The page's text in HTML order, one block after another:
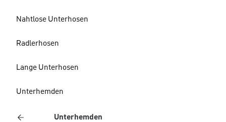
Nahtlose Unterhosen
Radlerhosen
Lange Unterhosen
Unterhemden
Unterhemden